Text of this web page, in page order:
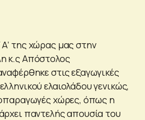
της χώρας μας στην
κ.ς Απόστολος
στις εξαγωγικές
ελαιολάδου γενικώς,
χώρες, όπως η
παντελής απουσία του